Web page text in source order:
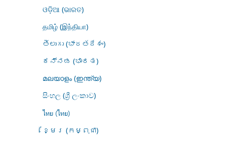
ଓଡ଼ିଆ (ଭାରତ)
தமிழ் (இந்தியா)
తెలుగు (భారతదేశం)
ಕನ್ನಡ (ಭಾರತ)
മലയാളം (ഇന്ത്യ)
සිංහල (ශ්‍රී ලංකාව)
ไทย (ไทย)
ខ្មែរ (កម្ពុជា)